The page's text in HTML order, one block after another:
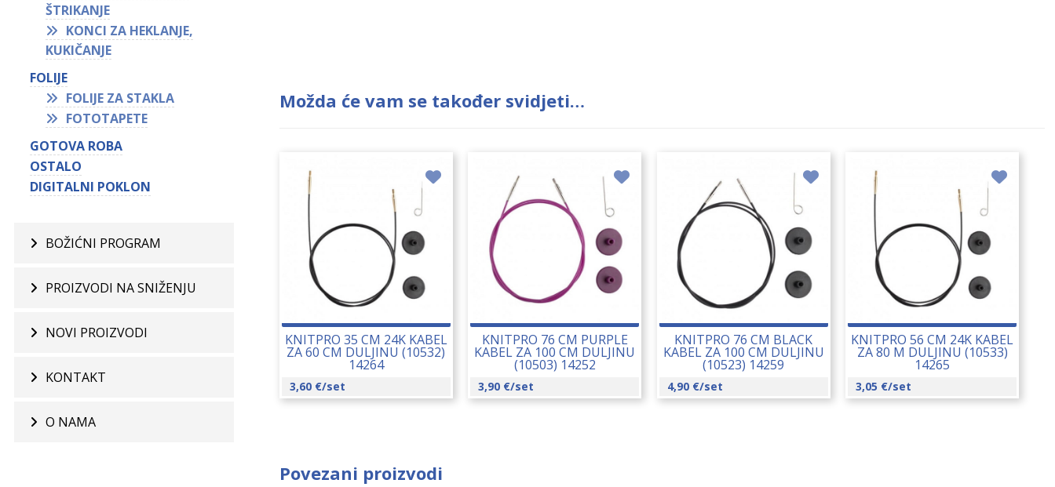
Možda će vam se također svidjeti…
KNITPRO 35 CM 24K KABEL
ZA 60 CM DULJINU (10532)
14264
3,60 €/set
KNITPRO 76 CM PURPLE
KABEL ZA 100 CM DULJINU
(10503) 14252
3,90 €/set
KNITPRO 76 CM BLACK
KABEL ZA 100 CM DULJINU
(10523) 14259
4,90 €/set
KNITPRO 56 CM 24K KABEL
ZA 80 M DULJINU (10533)
14265
3,05 €/set
Povezani proizvodi
ŠTRIKANJE
KONCI ZA HEKLANJE,
KUKIČANJE
FOLIJE
FOLIJE ZA STAKLA
FOTOTAPETE
GOTOVA ROBA
OSTALO
DIGITALNI POKLON
BOŽIĆNI PROGRAM
PROIZVODI NA SNIŽENJU
NOVI PROIZVODI
KONTAKT
O NAMA